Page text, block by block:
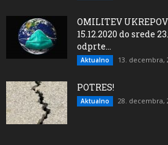
OMILITEV
15.12.2020 do srede
odprte...
Aktualno 13. decembra,
POTRES!
Aktualno 28. decembra,